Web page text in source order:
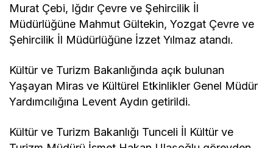
Murat Çebi, Iğdır Çevre ve Şehircilik İl
Müdürlüğüne Mahmut Gültekin, Yozgat Çevre ve
Şehircilik İl Müdürlüğüne İzzet Yılmaz atandı.
Kültür ve Turizm Bakanlığında açık bulunan
Yaşayan Miras ve Kültürel Etkinlikler Genel Müdür
Yardımcılığına Levent Aydın getirildi.
Kültür ve Turizm Bakanlığı Tunceli İl Kültür ve